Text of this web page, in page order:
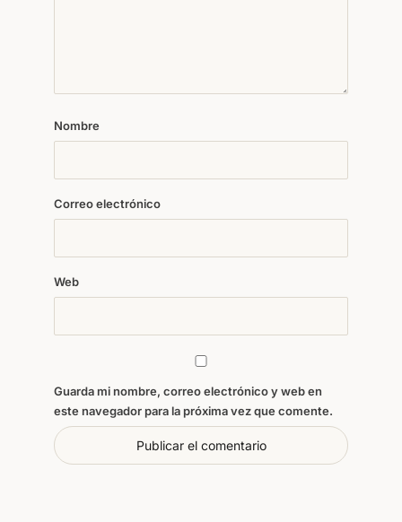
Nombre
Correo electrónico
Web
Guarda mi nombre, correo electrónico y web en
este navegador para la próxima vez que comente.